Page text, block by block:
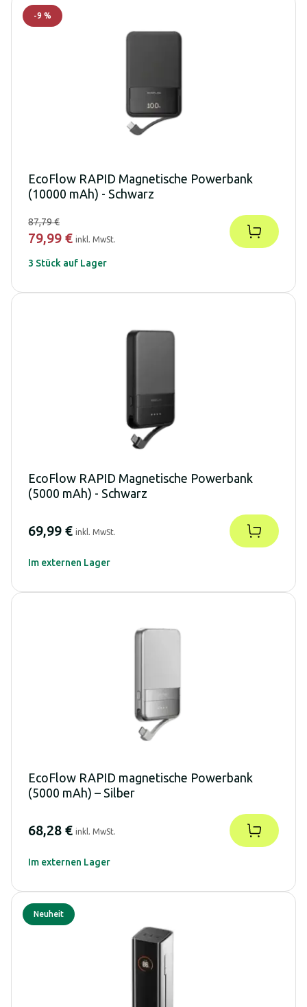
-9 %
EcoFlow RAPID Magnetische Powerbank
(10000 mAh) - Schwarz
87,79 €
79,99 € inkl. MwSt.
3 Stück auf Lager
EcoFlow RAPID Magnetische Powerbank
(5000 mAh) - Schwarz
69,99 € inkl. MwSt.
Im externen Lager
EcoFlow RAPID magnetische Powerbank
(5000 mAh) – Silber
68,28 € inkl. MwSt.
Im externen Lager
Neuheit